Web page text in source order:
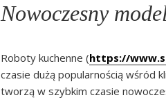
Nowoczesny
Roboty kuchenne (https://
czasie dużą popularnością wśród
tworzą w szybkim czasie